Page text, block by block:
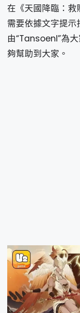
在《天國降臨：
需要依據文字提
由“Tansoenl”為
夠幫助到大家。